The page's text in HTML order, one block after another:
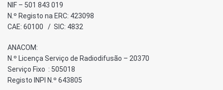
NIF – 501 843 019
N.º Registo na ERC: 423098
CAE: 60100 / SIC: 4832
ANACOM:
N.º Licença Serviço de Radiodifusão – 20370
Serviço Fixo : 505018
Registo INPI N.º 643805